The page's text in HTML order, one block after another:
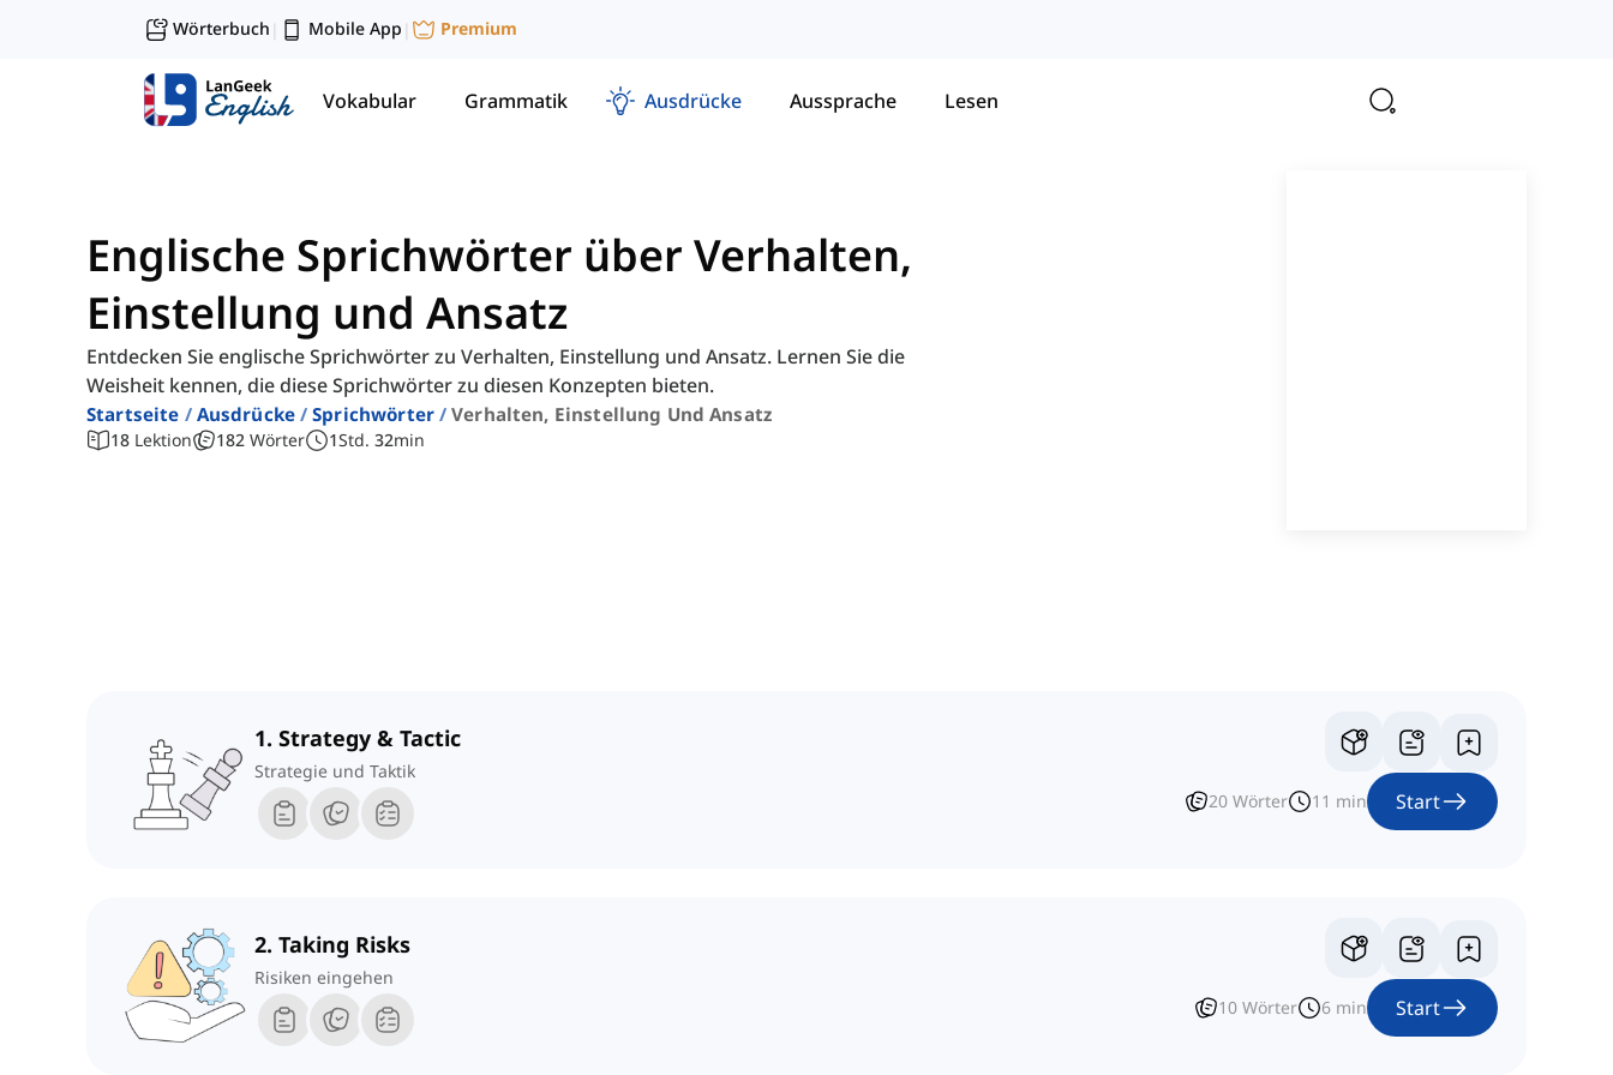
Wörterbuch | Mobile App | Premium
Vokabular Grammatik Ausdrücke Aussprache Lesen
Englische Sprichwörter über Verhalten,
Einstellung und Ansatz
Entdecken Sie englische Sprichwörter zu Verhalten, Einstellung und Ansatz. Lernen Sie die
Weisheit kennen, die diese Sprichwörter zu diesen Konzepten bieten.
Startseite Ausdrücke Sprichwörter Verhalten, Einstellung Und Ansatz
18 Lektion 182 Wörter 1Std. 32min
1. Strategy & Tactic
Strategie und Taktik
20 Wörter 11 min Start
2. Taking Risks
Risiken eingehen
10 Wörter 6 min Start